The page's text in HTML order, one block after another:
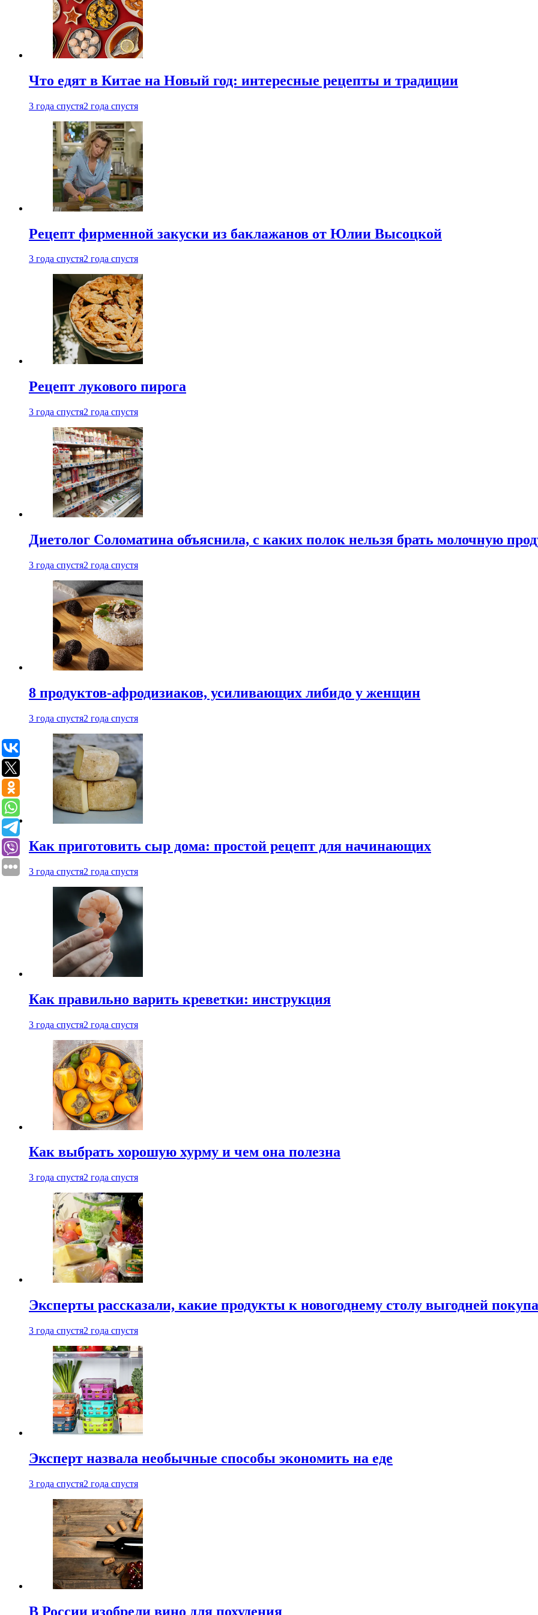
Что едят в Китае на Новый год: интересные рецепты и традиции
3 года спустя2 года спустя
Рецепт фирменной закуски из баклажанов от Юлии Высоцкой
3 года спустя2 года спустя
Рецепт лукового пирога
3 года спустя2 года спустя
Диетолог Соломатина объяснила, с каких полок нельзя брать молочную
3 года спустя2 года спустя
8 продуктов-афродизиаков, усиливающих либидо у женщин
3 года спустя2 года спустя
Как приготовить сыр дома: простой рецепт для начинающих
3 года спустя2 года спустя
Как правильно варить креветки: инструкция
3 года спустя2 года спустя
Как выбрать хорошую хурму и чем она полезна
3 года спустя2 года спустя
Эксперты рассказали, какие продукты к новогоднему столу выгодней
3 года спустя2 года спустя
Эксперт назвала необычные способы экономить на еде
3 года спустя2 года спустя
В России изобрели вино для похудения